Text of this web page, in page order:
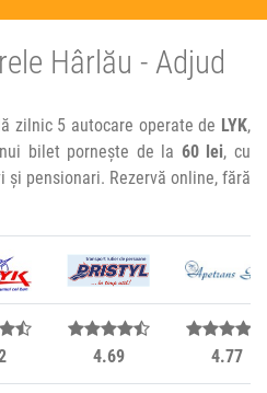
Hârlău - Adjud
zilnic 5 autocare operate de LYK,
bilet pornește de la 60 lei, cu
pensionari. Rezervă online, fără
4.69 4.77